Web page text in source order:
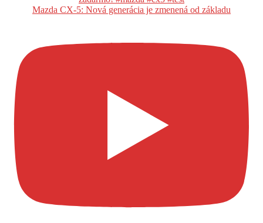
Mazda CX-5: Nová generácia je zmenená od základu